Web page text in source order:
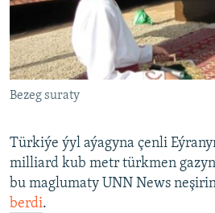
Bezeg suraty
Türkiýe ýyl aýagyna çenli
milliard kub metr türkmen
bu maglumaty UNN News
berdi.